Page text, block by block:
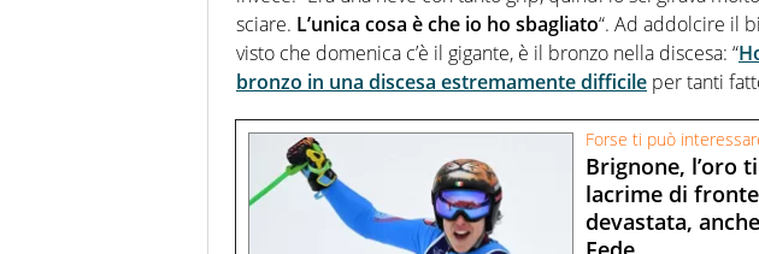
sciare. L’unica cosa è che io ho sbagliato“. Ad addolcire il
visto che domenica c’è il gigante, è il bronzo nella discesa: “
bronzo in una discesa estremamente difficile per tanti
Forse ti può
Brignone, l’oro
lacrime di
devastata,